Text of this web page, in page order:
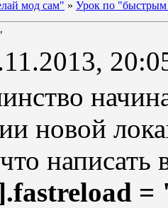
мод сам" » Урок по "быстрым
новой
написать